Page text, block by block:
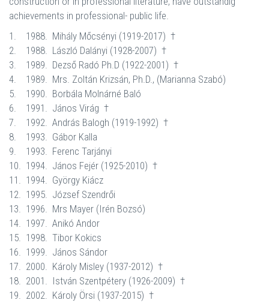
achievements in professional- public life.
1.
1988. Mihály Mőcsényi (1919-2017) †
2.
1988. László Dalányi (1928-2007) †
3.
1989. Dezső Radó Ph.D (1922-2001) †
4.
1989. Mrs. Zoltán Krizsán, Ph.D., (Marianna Szabó)
5.
1990. Borbála Molnárné Baló
6.
1991. János Virág †
7.
1992. András Balogh (1919-1992) †
8.
1993. Gábor Kalla
9.
1993. Ferenc Tarjányi
10. 1994. János Fejér (1925-2010) †
11. 1994. György Kiácz
12. 1995. József Szendrői
13. 1996. Mrs Mayer (Irén Bozsó)
14. 1997. Anikó Andor
15. 1998. Tibor Kokics
16. 1999. János Sándor
17. 2000. Károly Misley (1937-2012) †
18. 2001. István Szentpétery (1926-2009) †
19. 2002. Károly Örsi (1937-2015) †